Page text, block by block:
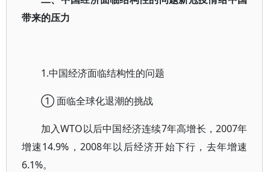
带来的压力
1.中国经济面临结构性的问题
① 面临全球化退潮的挑战
加入WTO以后中国经济连续7年高增长，2007年
增速14.9%，2008年以后经济开始下行，去年增速
6.1%。